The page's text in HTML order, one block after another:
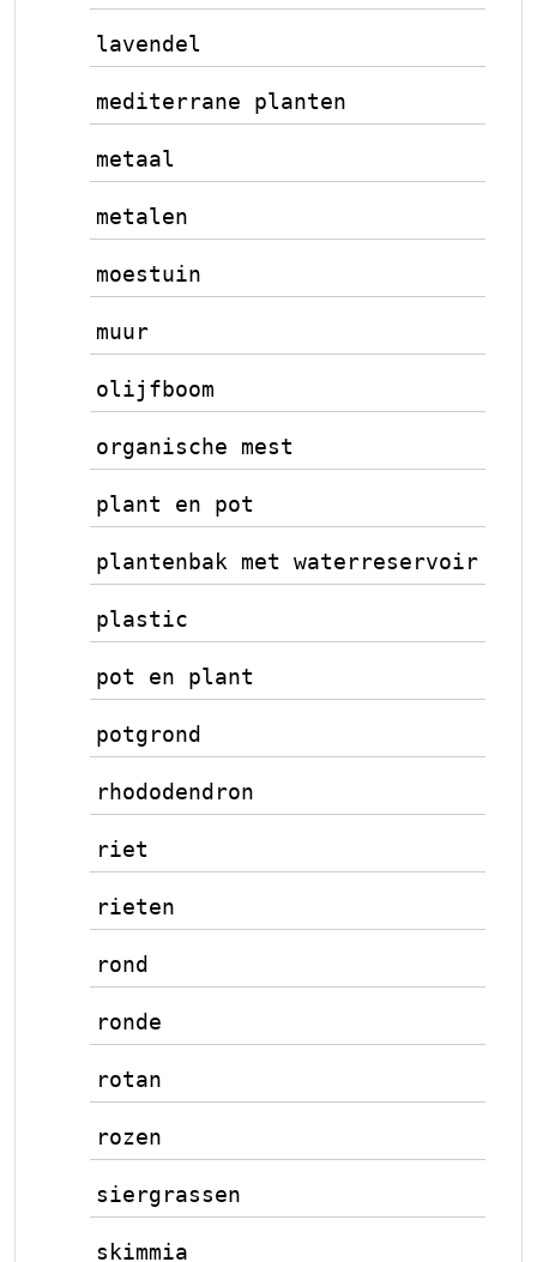
lavendel
mediterrane planten
metaal
metalen
moestuin
muur
olijfboom
organische mest
plant en pot
plantenbak met waterreservoir
plastic
pot en plant
potgrond
rhododendron
riet
rieten
rond
ronde
rotan
rozen
siergrassen
skimmia